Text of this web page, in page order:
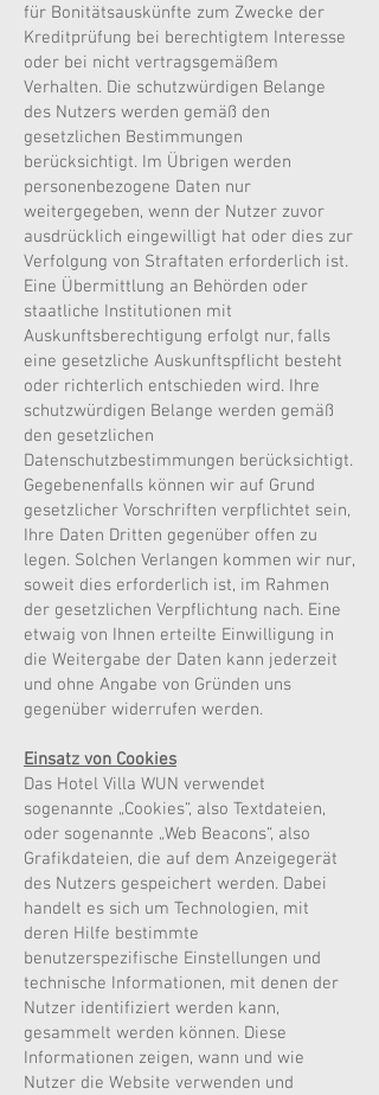
für Bonitätsauskünfte zum Zwecke der
Kreditprüfung bei berechtigtem Interesse
oder bei nicht vertragsgemäßem
Verhalten. Die schutzwürdigen Belange
des Nutzers werden gemäß den
gesetzlichen Bestimmungen
berücksichtigt. Im Übrigen werden
personenbezogene Daten nur
weitergegeben, wenn der Nutzer zuvor
ausdrücklich eingewilligt hat oder dies zur
Verfolgung von Straftaten erforderlich ist.
Eine Übermittlung an Behörden oder
staatliche Institutionen mit
Auskunftsberechtigung erfolgt nur, falls
eine gesetzliche Auskunftspflicht besteht
oder richterlich entschieden wird. Ihre
schutzwürdigen Belange werden gemäß
den gesetzlichen
Datenschutzbestimmungen berücksichtigt.
Gegebenenfalls können wir auf Grund
gesetzlicher Vorschriften verpflichtet sein,
Ihre Daten Dritten gegenüber offen zu
legen. Solchen Verlangen kommen wir nur,
soweit dies erforderlich ist, im Rahmen
der gesetzlichen Verpflichtung nach. Eine
etwaig von Ihnen erteilte Einwilligung in
die Weitergabe der Daten kann jederzeit
und ohne Angabe von Gründen uns
gegenüber widerrufen werden.
Einsatz von Cookies
Das Hotel Villa WUN verwendet
sogenannte „Cookies“, also Textdateien,
oder sogenannte „Web Beacons“, also
Grafikdateien, die auf dem Anzeigegerät
des Nutzers gespeichert werden. Dabei
handelt es sich um Technologien, mit
deren Hilfe bestimmte
benutzerspezifische Einstellungen und
technische Informationen, mit denen der
Nutzer identifiziert werden kann,
gesammelt werden können. Diese
Informationen zeigen, wann und wie
Nutzer die Website verwenden und